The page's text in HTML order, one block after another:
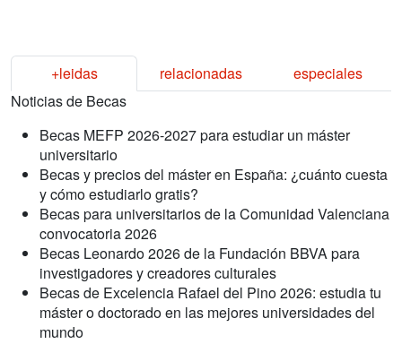
+leidas relacionadas
especiales
Noticias de Becas
Becas MEFP 2026-2027 para estudiar un máster
universitario
Becas y precios del máster en España: ¿cuánto cuesta
y cómo estudiarlo gratis?
Becas para universitarios de la Comunidad Valenciana
convocatoria 2026
Becas Leonardo 2026 de la Fundación BBVA para
investigadores y creadores culturales
Becas de Excelencia Rafael del Pino 2026: estudia tu
máster o doctorado en las mejores universidades del
mundo